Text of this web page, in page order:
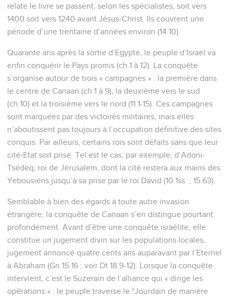
relate le livre se passent, selon les spécialistes, soit vers
1400 soit vers 1240 avant Jésus-Christ. Ils couvrent une
période d’une trentaine d’années environ (14.10).
Quarante ans après la sortie d’Egypte, le peuple d’Israël va
enfin conquérir le Pays promis (ch.1 à 12). La conquête
s’organise autour de trois « campagnes » : la première dans
le centre de Canaan (ch.1 à 9), la deuxième vers le sud
(ch.10) et la troisième vers le nord (11.1-15). Ces campagnes
sont marquées par des victoires militaires, mais elles
n’aboutissent pas toujours à l’occupation définitive des sites
conquis. Par ailleurs, certains rois sont défaits sans que leur
cité-Etat soit prise. Tel est le cas, par exemple, d’Adoni-
Tsédeq, roi de Jérusalem, dont la cité restera aux mains des
Yebousiens jusqu’à sa prise par le roi David (10.1ss. ; 15.63).
Semblable à bien des égards à toute autre invasion
étrangère, la conquête de Canaan s’en distingue pourtant
profondément. Avant d’être une conquête israélite, elle
constitue un jugement divin sur les populations locales,
jugement annoncé quatre cents ans auparavant par l’Eternel
à Abraham (Gn 15.16 ; voir Dt 18.9-12). Lorsque la conquête
intervient, c’est le Suzerain de l’alliance qui « dirige les
opérations » : le peuple traverse le *Jourdain de manière